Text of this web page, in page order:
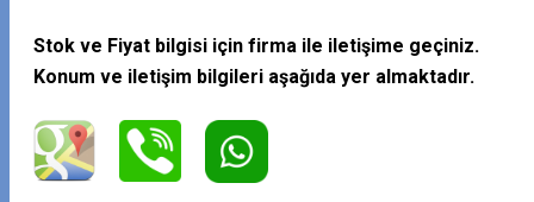
Stok ve Fiyat bilgisi için firma ile iletişime geçiniz.
Konum ve iletişim bilgileri aşağıda yer almaktadır.